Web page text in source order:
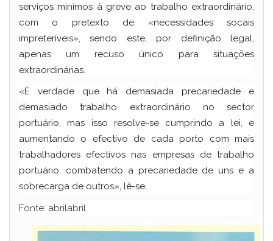
serviços minímos à greve ao trabalho extraordinário,
com o pretexto de «necessidades socais
impreteríveis», sendo este, por definição legal,
apenas um recuso único para situações
extraordinárias.
«É verdade que há demasiada precariedade e
demasiado trabalho extraordinário no sector
portuário, mas isso resolve-se cumprindo a lei, e
aumentando o efectivo de cada porto com mais
trabalhadores efectivos nas empresas de trabalho
portuário, combatendo a precariedade de uns e a
sobrecarga de outros», lê-se.
Fonte: abrilabril